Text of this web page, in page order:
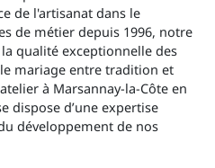
de l'artisanat dans le
de métier depuis 1996, notre
qualité exceptionnelle des
mariage entre tradition et
à Marsannay-la-Côte en
dispose d’une expertise
développement de nos